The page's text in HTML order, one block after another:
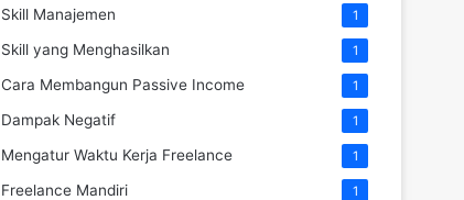
Skill Manajemen 1
Skill yang Menghasilkan 1
Cara Membangun Passive Income 1
Dampak Negatif 1
Mengatur Waktu Kerja Freelance 1
Freelance Mandiri 1